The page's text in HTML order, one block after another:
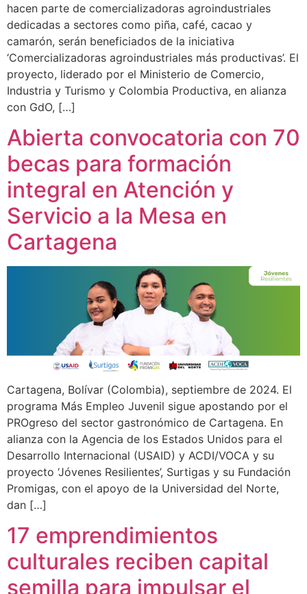
hacen parte de comercializadoras agroindustriales
dedicadas a sectores como piña, café, cacao y
camarón, serán beneficiados de la iniciativa
‘Comercializadoras agroindustriales más productivas’. El
proyecto, liderado por el Ministerio de Comercio,
Industria y Turismo y Colombia Productiva, en alianza
con GdO, […]
Abierta convocatoria con 70
becas para formación
integral en Atención y
Servicio a la Mesa en
Cartagena
Cartagena, Bolívar (Colombia), septiembre de 2024. El
programa Más Empleo Juvenil sigue apostando por el
PROgreso del sector gastronómico de Cartagena. En
alianza con la Agencia de los Estados Unidos para el
Desarrollo Internacional (USAID) y ACDI/VOCA y su
proyecto ‘Jóvenes Resilientes’, Surtigas y su Fundación
Promigas, con el apoyo de la Universidad del Norte,
dan […]
17 emprendimientos
culturales reciben capital
semilla para impulsar el